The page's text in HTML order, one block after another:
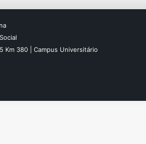
Km 380 | Campus Universitário